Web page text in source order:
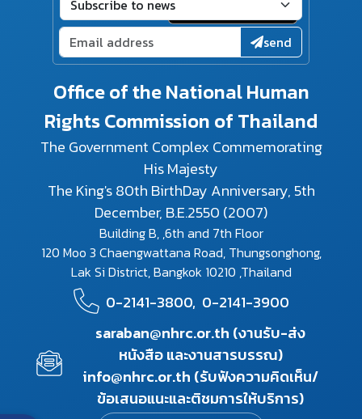
Office of the National Human
Rights Commission of Thailand
The Government Complex Commemorating
His Majesty
The King's 80th BirthDay Anniversary, 5th
December, B.E.2550 (2007)
Building B, ,6th and 7th Floor
120 Moo 3 Chaengwattana Road, Thungsonghong,
Lak Si District, Bangkok 10210 ,Thailand
0-2141-3800, 0-2141-3900
saraban@nhrc.or.th (งานรับ-ส่ง
หนังสือ และงานสารบรรณ)
info@nhrc.or.th (รับฟังความคิดเห็น/
ข้อเสนอแนะและติชมการให้บริการ)
send